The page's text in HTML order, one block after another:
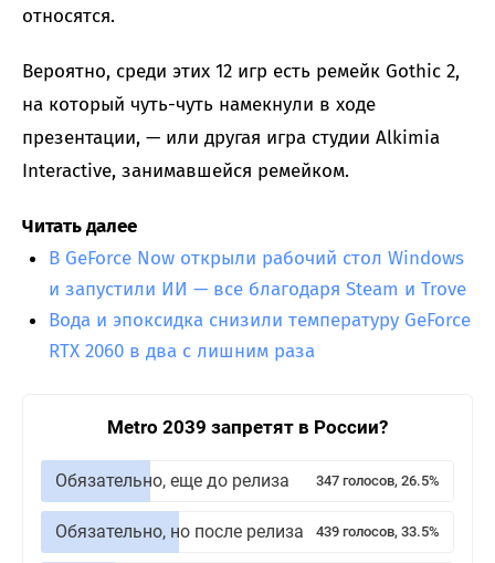
относятся.
Вероятно, среди этих 12 игр есть ремейк Gothic 2,
на который чуть-чуть намекнули в ходе
презентации, — или другая игра студии Alkimia
Interactive, занимавшейся ремейком.
Читать далее
В GeForce Now открыли рабочий стол Windows
и запустили ИИ — все благодаря Steam и Trove
Вода и эпоксидка снизили температуру GeForce
RTX 2060 в два с лишним раза
Metro 2039 запретят в России?
Обязательно, еще до релиза 347 голосов, 26.5%
Обязательно, но после релиза 439 голосов, 33.5%